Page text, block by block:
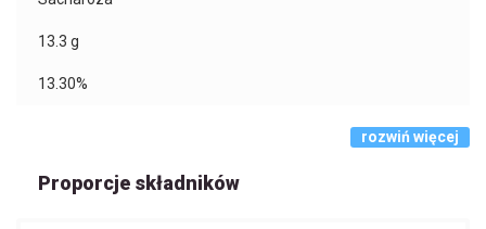
13.3 g
13.30%
rozwiń więcej
Proporcje składników